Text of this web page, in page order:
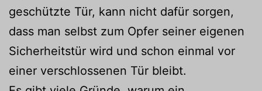
geschützte Tür, kann nicht dafür sorgen,
dass man selbst zum Opfer seiner eigenen
Sicherheitstür wird und schon einmal vor
einer verschlossenen Tür bleibt.